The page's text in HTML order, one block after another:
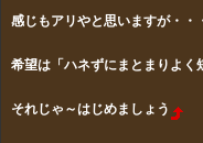
感じもアリやと思いますが・・
希望は「ハネずにまとまりよく
それじゃ～はじめましょう